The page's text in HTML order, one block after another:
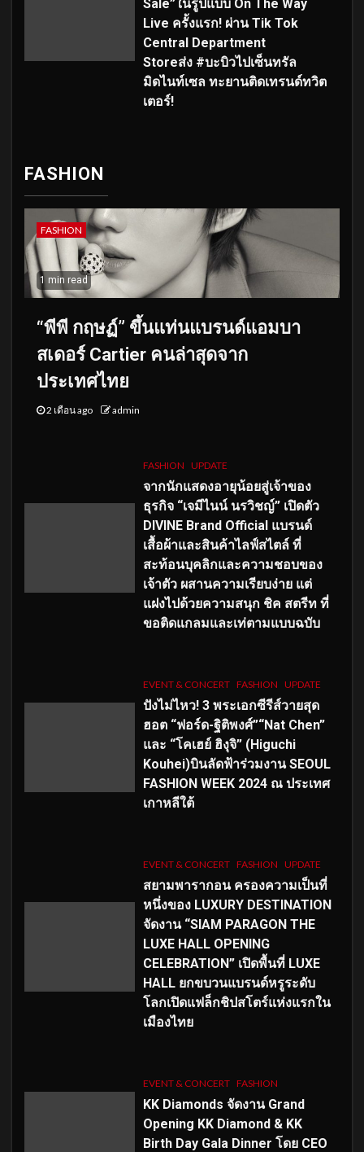
Sale”ในรูปแบบ On The Way
Live ครั้งแรก! ผ่าน Tik Tok
Central Department
Storeส่ง #บะบิวไปเซ็นทรัล
มิดไนท์เซล ทะยานติดเทรนด์ทวิต
เตอร์!
FASHION
FASHION
1 min read
“พีพี กฤษฏ์” ขึ้นแท่นแบรนด์แอมบา
สเดอร์ Cartier คนล่าสุดจาก
ประเทศไทย
2 เดือน ago admin
FASHION UPDATE
จากนักแสดงอายุน้อยสู่เจ้าของ
ธุรกิจ “เจมีไนน์ นรวิชญ์” เปิดตัว
DIVINE Brand Official แบรนด์
เสื้อผ้าและสินค้าไลฟ์สไตล์ ที่
สะท้อนบุคลิกและความชอบของ
เจ้าตัว ผสานความเรียบง่าย แต่
แฝงไปด้วยความสนุก ชิค สตรีท ที่
ขอติดแกลมและเท่ตามแบบฉบับ
EVENT & CONCERT FASHION UPDATE
ปังไม่ไหว! 3 พระเอกซีรีส์วายสุด
ฮอต “ฟอร์ด-ฐิติพงศ์”“Nat Chen”
และ “โคเฮย์ ฮิงุจิ” (Higuchi
Kouhei)บินลัดฟ้าร่วมงาน SEOUL
FASHION WEEK 2024 ณ ประเทศ
เกาหลีใต้
EVENT & CONCERT FASHION UPDATE
สยามพารากอน ครองความเป็นที่
หนึ่งของ LUXURY DESTINATION
จัดงาน “SIAM PARAGON THE
LUXE HALL OPENING
CELEBRATION” เปิดพื้นที่ LUXE
HALL ยกขบวนแบรนด์หรูระดับ
โลกเปิดแฟล็กชิปสโตร์แห่งแรกใน
เมืองไทย
EVENT & CONCERT FASHION
KK Diamonds จัดงาน Grand
Opening KK Diamond & KK
Birth Day Gala Dinner โดย CEO